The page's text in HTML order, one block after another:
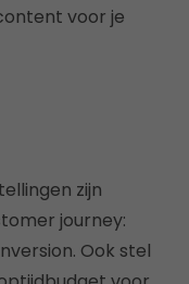
voor je
zijn
journey:
Ook stel